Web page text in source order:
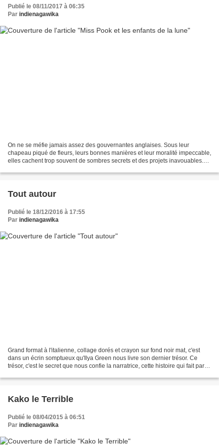
Publié le 08/11/2017 à 06:35
Par indienagawika
On ne se méfie jamais assez des gouvernantes anglaises. Sous leur
chapeau piqué de fleurs, leurs bonnes manières et leur moralité impeccable,
elles cachent trop souvent de sombres secrets et des projets inavouables.
Tout autour
Publié le 18/12/2016 à 17:55
Par indienagawika
Grand format à l'italienne, collage dorés et crayon sur fond noir mat, c'est
dans un écrin somptueux qu'Ilya Green nous livre son dernier trésor. Ce
trésor, c'est le secret que nous confie la narratrice, cette histoire qui fait partie
Kako le Terrible
Publié le 08/04/2015 à 06:51
Par indienagawika